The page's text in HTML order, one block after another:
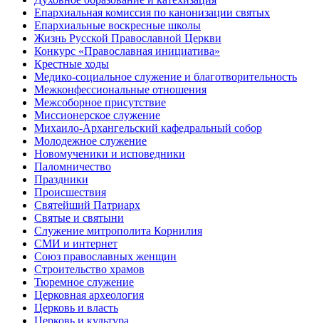
Епархиальная комиссия по канонизации святых
Епархиальные воскресные школы
Жизнь Русской Православной Церкви
Конкурс «Православная инициатива»
Крестные ходы
Медико-социальное служение и благотворительность
Межконфессиональные отношения
Межсоборное присутствие
Миссионерское служение
Михаило-Архангельский кафедральный собор
Молодежное служение
Новомученики и исповедники
Паломничество
Праздники
Происшествия
Святейший Патриарх
Святые и святыни
Служение митрополита Корнилия
СМИ и интернет
Союз православных женщин
Строительство храмов
Тюремное служение
Церковная археология
Церковь и власть
Церковь и культура